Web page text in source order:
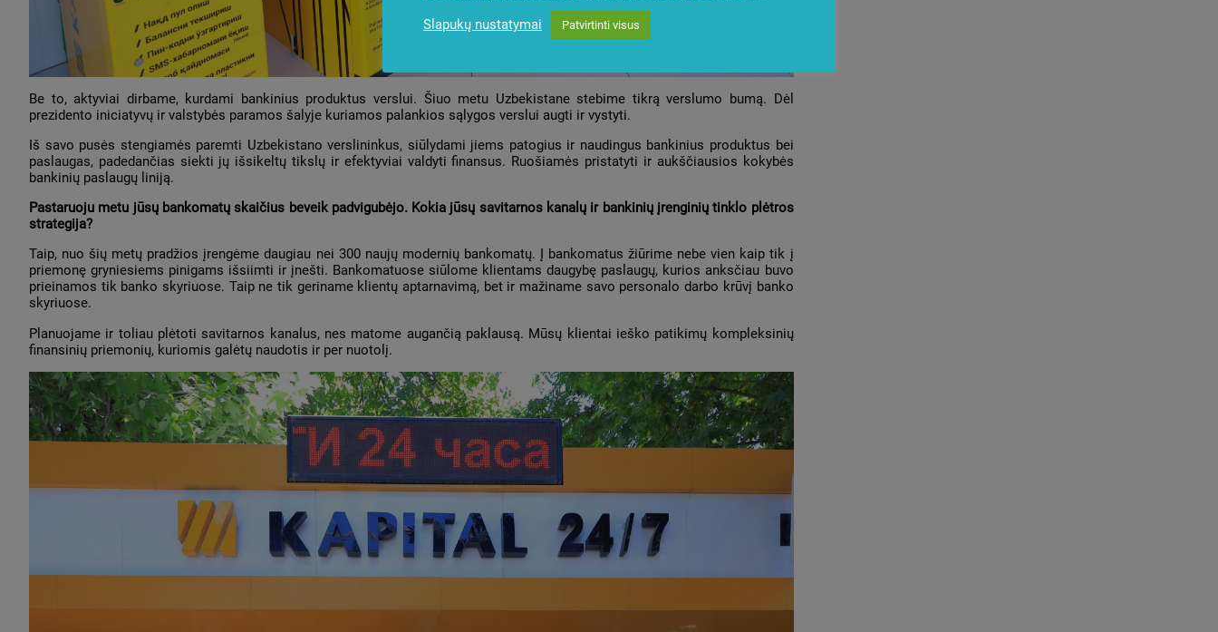
Be to, aktyviai dirbame, kurdami bankinius produktus verslui. Šiuo metu Uzbekistane stebime tikrą verslumo bumą. Dėl
prezidento iniciatyvų ir valstybės paramos šalyje kuriamos palankios sąlygos verslui augti ir vystyti.
Iš savo pusės stengiamės paremti Uzbekistano verslininkus, siūlydami jiems patogius ir naudingus bankinius produktus bei
paslaugas, padedančias siekti jų išsikeltų tikslų ir efektyviai valdyti finansus. Ruošiamės pristatyti ir aukščiausios kokybės
bankinių paslaugų liniją.
Pastaruoju metu jūsų bankomatų skaičius beveik padvigubėjo. Kokia jūsų savitarnos kanalų ir bankinių įrenginių tinklo plėtros
strategija?
Taip, nuo šių metų pradžios įrengėme daugiau nei 300 naujų modernių bankomatų. Į bankomatus žiūrime nebe vien kaip tik į
priemonę gryniesiems pinigams išsiimti ir įnešti. Bankomatuose siūlome klientams daugybę paslaugų, kurios anksčiau buvo
prieinamos tik banko skyriuose. Taip ne tik geriname klientų aptarnavimą, bet ir mažiname savo personalo darbo krūvį banko
skyriuose.
Planuojame ir toliau plėtoti savitarnos kanalus, nes matome augančią paklausą. Mūsų klientai ieško patikimų kompleksinių
finansinių priemonių, kuriomis galėtų naudotis ir per nuotolį.
Slapukų nustatymai Patvirtinti visus